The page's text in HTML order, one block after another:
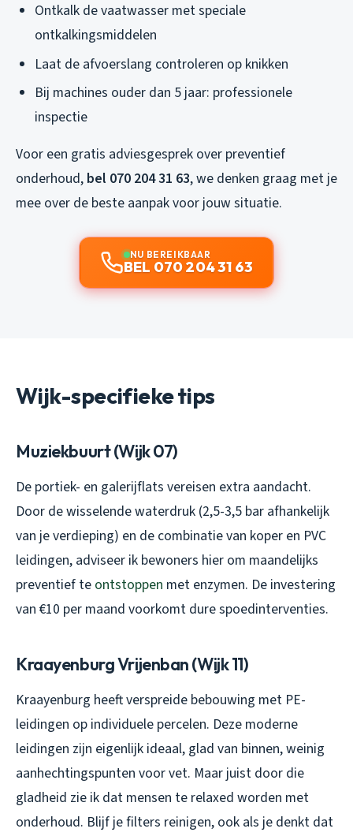
Ontkalk de vaatwasser met speciale
ontkalkingsmiddelen
Laat de afvoerslang controleren op knikken
Bij machines ouder dan 5 jaar: professionele
inspectie
Voor een gratis adviesgesprek over preventief
onderhoud, bel 070 204 31 63, we denken graag met je
mee over de beste aanpak voor jouw situatie.
NU BEREIKBAAR
BEL 070 204 31 63
Wijk-specifieke tips
Muziekbuurt (Wijk 07)
De portiek- en galerijflats vereisen extra aandacht.
Door de wisselende waterdruk (2,5-3,5 bar afhankelijk
van je verdieping) en de combinatie van koper en PVC
leidingen, adviseer ik bewoners hier om maandelijks
preventief te ontstoppen met enzymen. De investering
van €10 per maand voorkomt dure spoedinterventies.
Kraayenburg Vrijenban (Wijk 11)
Kraayenburg heeft verspreide bebouwing met PE-
leidingen op individuele percelen. Deze moderne
leidingen zijn eigenlijk ideaal, glad van binnen, weinig
aanhechtingspunten voor vet. Maar juist door die
gladheid zie ik dat mensen te relaxed worden met
onderhoud. Blijf je filters reinigen, ook als je denkt dat